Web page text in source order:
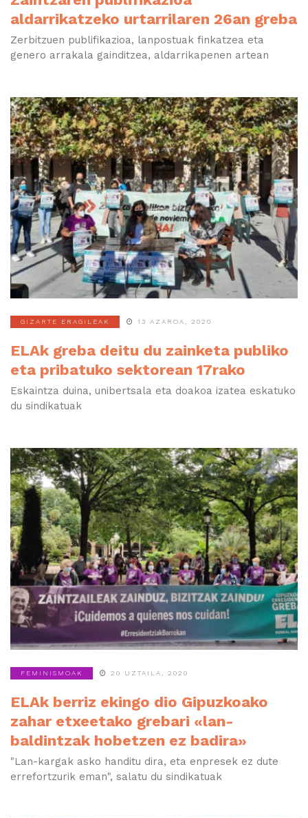
aldarrikatzeko urtarrilaren 26an greba
Zerbitzuen publifikazioa, lanpostuak finkatzea eta
genero arrakala gainditzea, aldarrikapenen artean
GIZARTE ERAGILEAK 13 AZAROA, 2020
ELAk greba deitu du zainketa publiko
eta pribatuko sektorean 17rako
Eskaintza duina, unibertsala eta doakoa izatea eskatuko
du sindikatuak
FEMINISMOAK 20 UZTAILA, 2020
ELAk berriz ekingo dio Gipuzkoako
zahar etxeetako grebari «lan-
baldintzak hobetzen ez badira»
"Lan-kargak asko handitu dira, eta enpresek ez dute
errefortzurik eman", salatu du sindikatuak